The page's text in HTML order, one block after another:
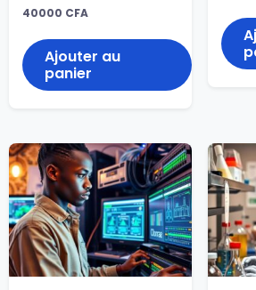
40000 CFA
Ajouter au
panier